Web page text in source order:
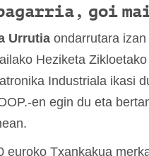
goi
Urrutia ondarrutara izan
Heziketa
Industriala ikasi
en egin du eta
euroko Txankakua